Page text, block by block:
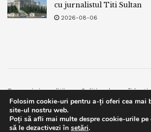
cu jurnalistul Titi Sultan
2026-08-06
Termeni si conditii
Politica de
Facebook
Contact
© 2019bpnews- Business & Politics News
Folosim cookie-uri pentru a-ți oferi cea mai
site-ul nostru web.
Poți să afli mai multe despre cookie-urile
să le dezactivezi în setări.
This website uses GDPR cookies. By